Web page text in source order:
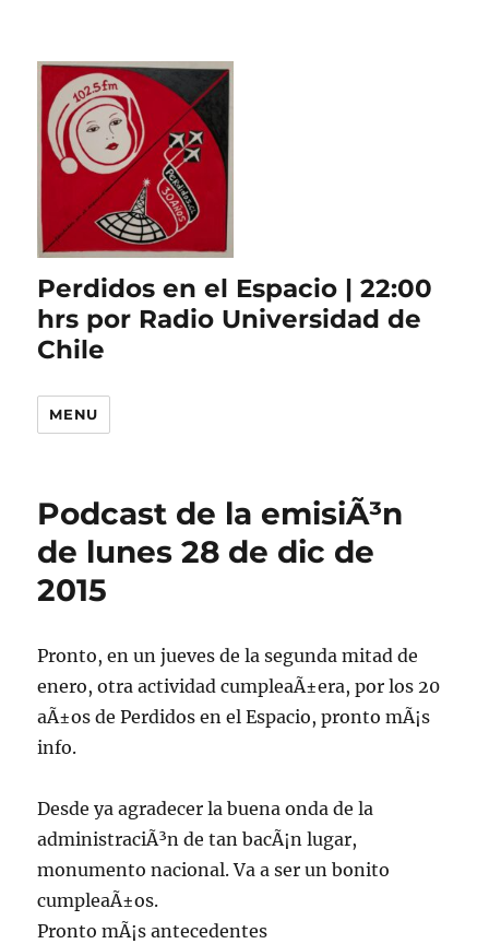
Perdidos en el Espacio | 22:00
hrs por Radio Universidad de
Chile
MENU
Podcast de la emisiÃ³n
de lunes 28 de dic de
2015
Pronto, en un jueves de la segunda mitad de
enero, otra actividad cumpleaÃ±era, por los 20
aÃ±os de Perdidos en el Espacio, pronto mÃ¡s
info.
Desde ya agradecer la buena onda de la
administraciÃ³n de tan bacÃ¡n lugar,
monumento nacional. Va a ser un bonito
cumpleaÃ±os.
Pronto mÃ¡s antecedentes